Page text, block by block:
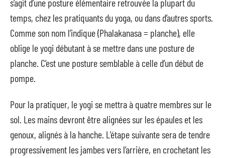
temps, chez les pratiquants du yoga, ou dans d’autres sports.
Comme son nom l’indique (Phalakanasa = planche), elle
oblige le yogi débutant à se mettre dans une posture de
planche. C’est une posture semblable à celle d’un début de
pompe.
Pour la pratiquer, le yogi se mettra à quatre membres sur le
sol. Les mains devront être alignées sur les épaules et les
genoux, alignés à la hanche. L’étape suivante sera de tendre
progressivement les jambes vers l’arrière, en crochetant les